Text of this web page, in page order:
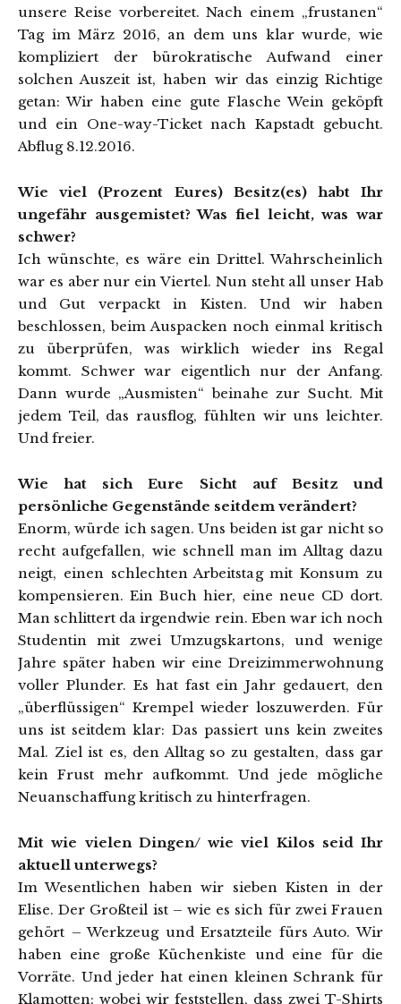
unsere Reise vorbereitet. Nach einem „frustanen“
Tag im März 2016, an dem uns klar wurde, wie
kompliziert der bürokratische Aufwand einer
solchen Auszeit ist, haben wir das einzig Richtige
getan: Wir haben eine gute Flasche Wein geköpft
und ein One-way-Ticket nach Kapstadt gebucht.
Abflug 8.12.2016.
Wie viel (Prozent Eures) Besitz(es) habt Ihr
ungefähr ausgemistet? Was fiel leicht, was war
schwer?
Ich wünschte, es wäre ein Drittel. Wahrscheinlich
war es aber nur ein Viertel. Nun steht all unser Hab
und Gut verpackt in Kisten. Und wir haben
beschlossen, beim Auspacken noch einmal kritisch
zu überprüfen, was wirklich wieder ins Regal
kommt. Schwer war eigentlich nur der Anfang.
Dann wurde „Ausmisten“ beinahe zur Sucht. Mit
jedem Teil, das rausflog, fühlten wir uns leichter.
Und freier.
Wie hat sich Eure Sicht auf Besitz und
persönliche Gegenstände seitdem verändert?
Enorm, würde ich sagen. Uns beiden ist gar nicht so
recht aufgefallen, wie schnell man im Alltag dazu
neigt, einen schlechten Arbeitstag mit Konsum zu
kompensieren. Ein Buch hier, eine neue CD dort.
Man schlittert da irgendwie rein. Eben war ich noch
Studentin mit zwei Umzugskartons, und wenige
Jahre später haben wir eine Dreizimmerwohnung
voller Plunder. Es hat fast ein Jahr gedauert, den
„überflüssigen“ Krempel wieder loszuwerden. Für
uns ist seitdem klar: Das passiert uns kein zweites
Mal. Ziel ist es, den Alltag so zu gestalten, dass gar
kein Frust mehr aufkommt. Und jede mögliche
Neuanschaffung kritisch zu hinterfragen.
Mit wie vielen Dingen/ wie viel Kilos seid Ihr
aktuell unterwegs?
Im Wesentlichen haben wir sieben Kisten in der
Elise. Der Großteil ist – wie es sich für zwei Frauen
gehört – Werkzeug und Ersatzteile fürs Auto. Wir
haben eine große Küchenkiste und eine für die
Vorräte. Und jeder hat einen kleinen Schrank für
Klamotten; wobei wir feststellen, dass zwei T-Shirts